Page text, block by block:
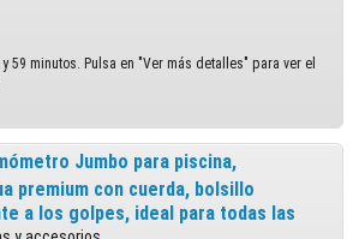
59 minutos. Pulsa en "Ver más detalles" para ver el
Jumbo para piscina,
premium con cuerda, bolsillo
a los golpes, ideal para todas las